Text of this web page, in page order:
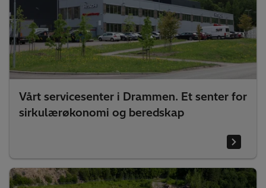
Vårt servicesenter i Drammen. Et senter for
sirkulærøkonomi og beredskap